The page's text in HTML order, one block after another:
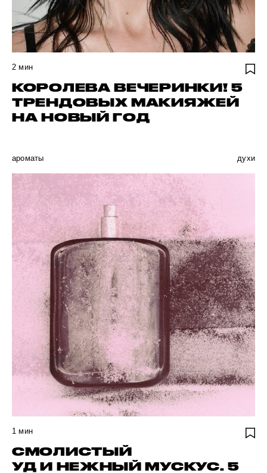
2 мин
КОРОЛЕВА ВЕЧЕРИНКИ! 5
ТРЕНДОВЫХ МАКИЯЖЕЙ
НА НОВЫЙ ГОД
ароматы духи
1 мин
СМОЛИСТЫЙ
УД И НЕЖНЫЙ МУСКУС. 5